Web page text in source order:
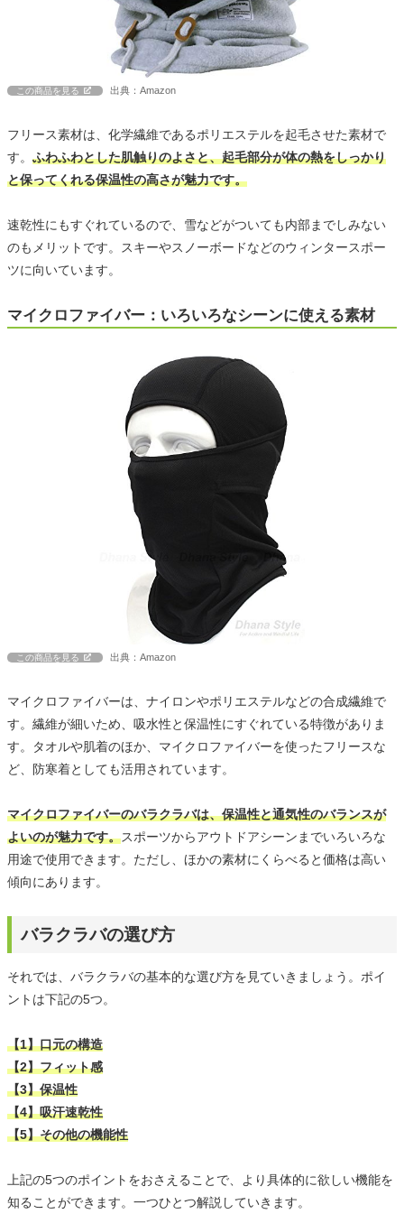
この商品を見る 出典：Amazon
フリース素材は、化学繊維であるポリエステルを起毛させた素材で
す。 ふわふわとした肌触りのよさと、起毛部分が体の熱をしっかり
と保ってくれる保温性の高さが魅力です。
速乾性にもすぐれているので、雪などがついても内部までしみない
のもメリットです。スキーやスノーボードなどのウィンタースポー
ツに向いています。
マイクロファイバー：いろいろなシーンに使える素材
この商品を見る 出典：Amazon
マイクロファイバーは、ナイロンやポリエステルなどの合成繊維で
す。繊維が細いため、吸水性と保温性にすぐれている特徴がありま
す。タオルや肌着のほか、マイクロファイバーを使ったフリースな
ど、防寒着としても活用されています。
マイクロファイバーのバラクラバは、保温性と通気性のバランスが
よいのが魅力です。スポーツからアウトドアシーンまでいろいろな
用途で使用できます。ただし、ほかの素材にくらべると価格は高い
傾向にあります。
バラクラバの選び方
それでは、バラクラバの基本的な選び方を見ていきましょう。ポイ
ントは下記の5つ。
【1】口元の構造
【2】フィット感
【3】保温性
【4】吸汗速乾性
【5】その他の機能性
上記の5つのポイントをおさえることで、より具体的に欲しい機能を
知ることができます。一つひとつ解説していきます。